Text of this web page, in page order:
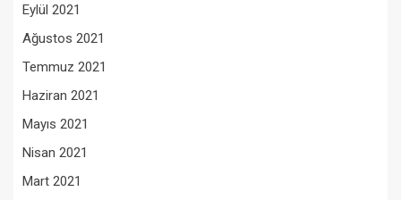
Eylül 2021
Ağustos 2021
Temmuz 2021
Haziran 2021
Mayıs 2021
Nisan 2021
Mart 2021